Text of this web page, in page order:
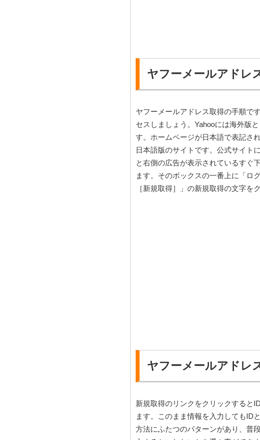
ヤフーメールアドレ
ヤフーメールアドレス取得の手順で
セスしましょう。Yahooには海外版
す。ホームページが日本語で表記さ
日本語版のサイトです。公式サイト
と右側の広告が表示されているすぐ
ます。そのボックスの一番上に「ロ
［新規取得］」の新規取得の文字を
ヤフーメールアドレ
新規取得のリンクをクリックすると
ます。このまま情報を入力してもID
方法にふたつのパターンがあり、普